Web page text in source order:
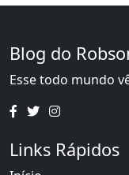
Blog do
Esse todo mundo
Links Rápidos